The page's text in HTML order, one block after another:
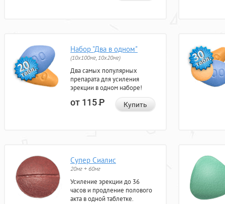
Набор "Два в одном"
(10x100мг, 10x20мг)
Два самых популярных
препарата для усиления
эрекции в одном наборе!
от 115Р Купить
Супер Сиалис
20мг + 60мг
Усиление эрекции до 36
часов и продление полового
акта в одной таблетке.